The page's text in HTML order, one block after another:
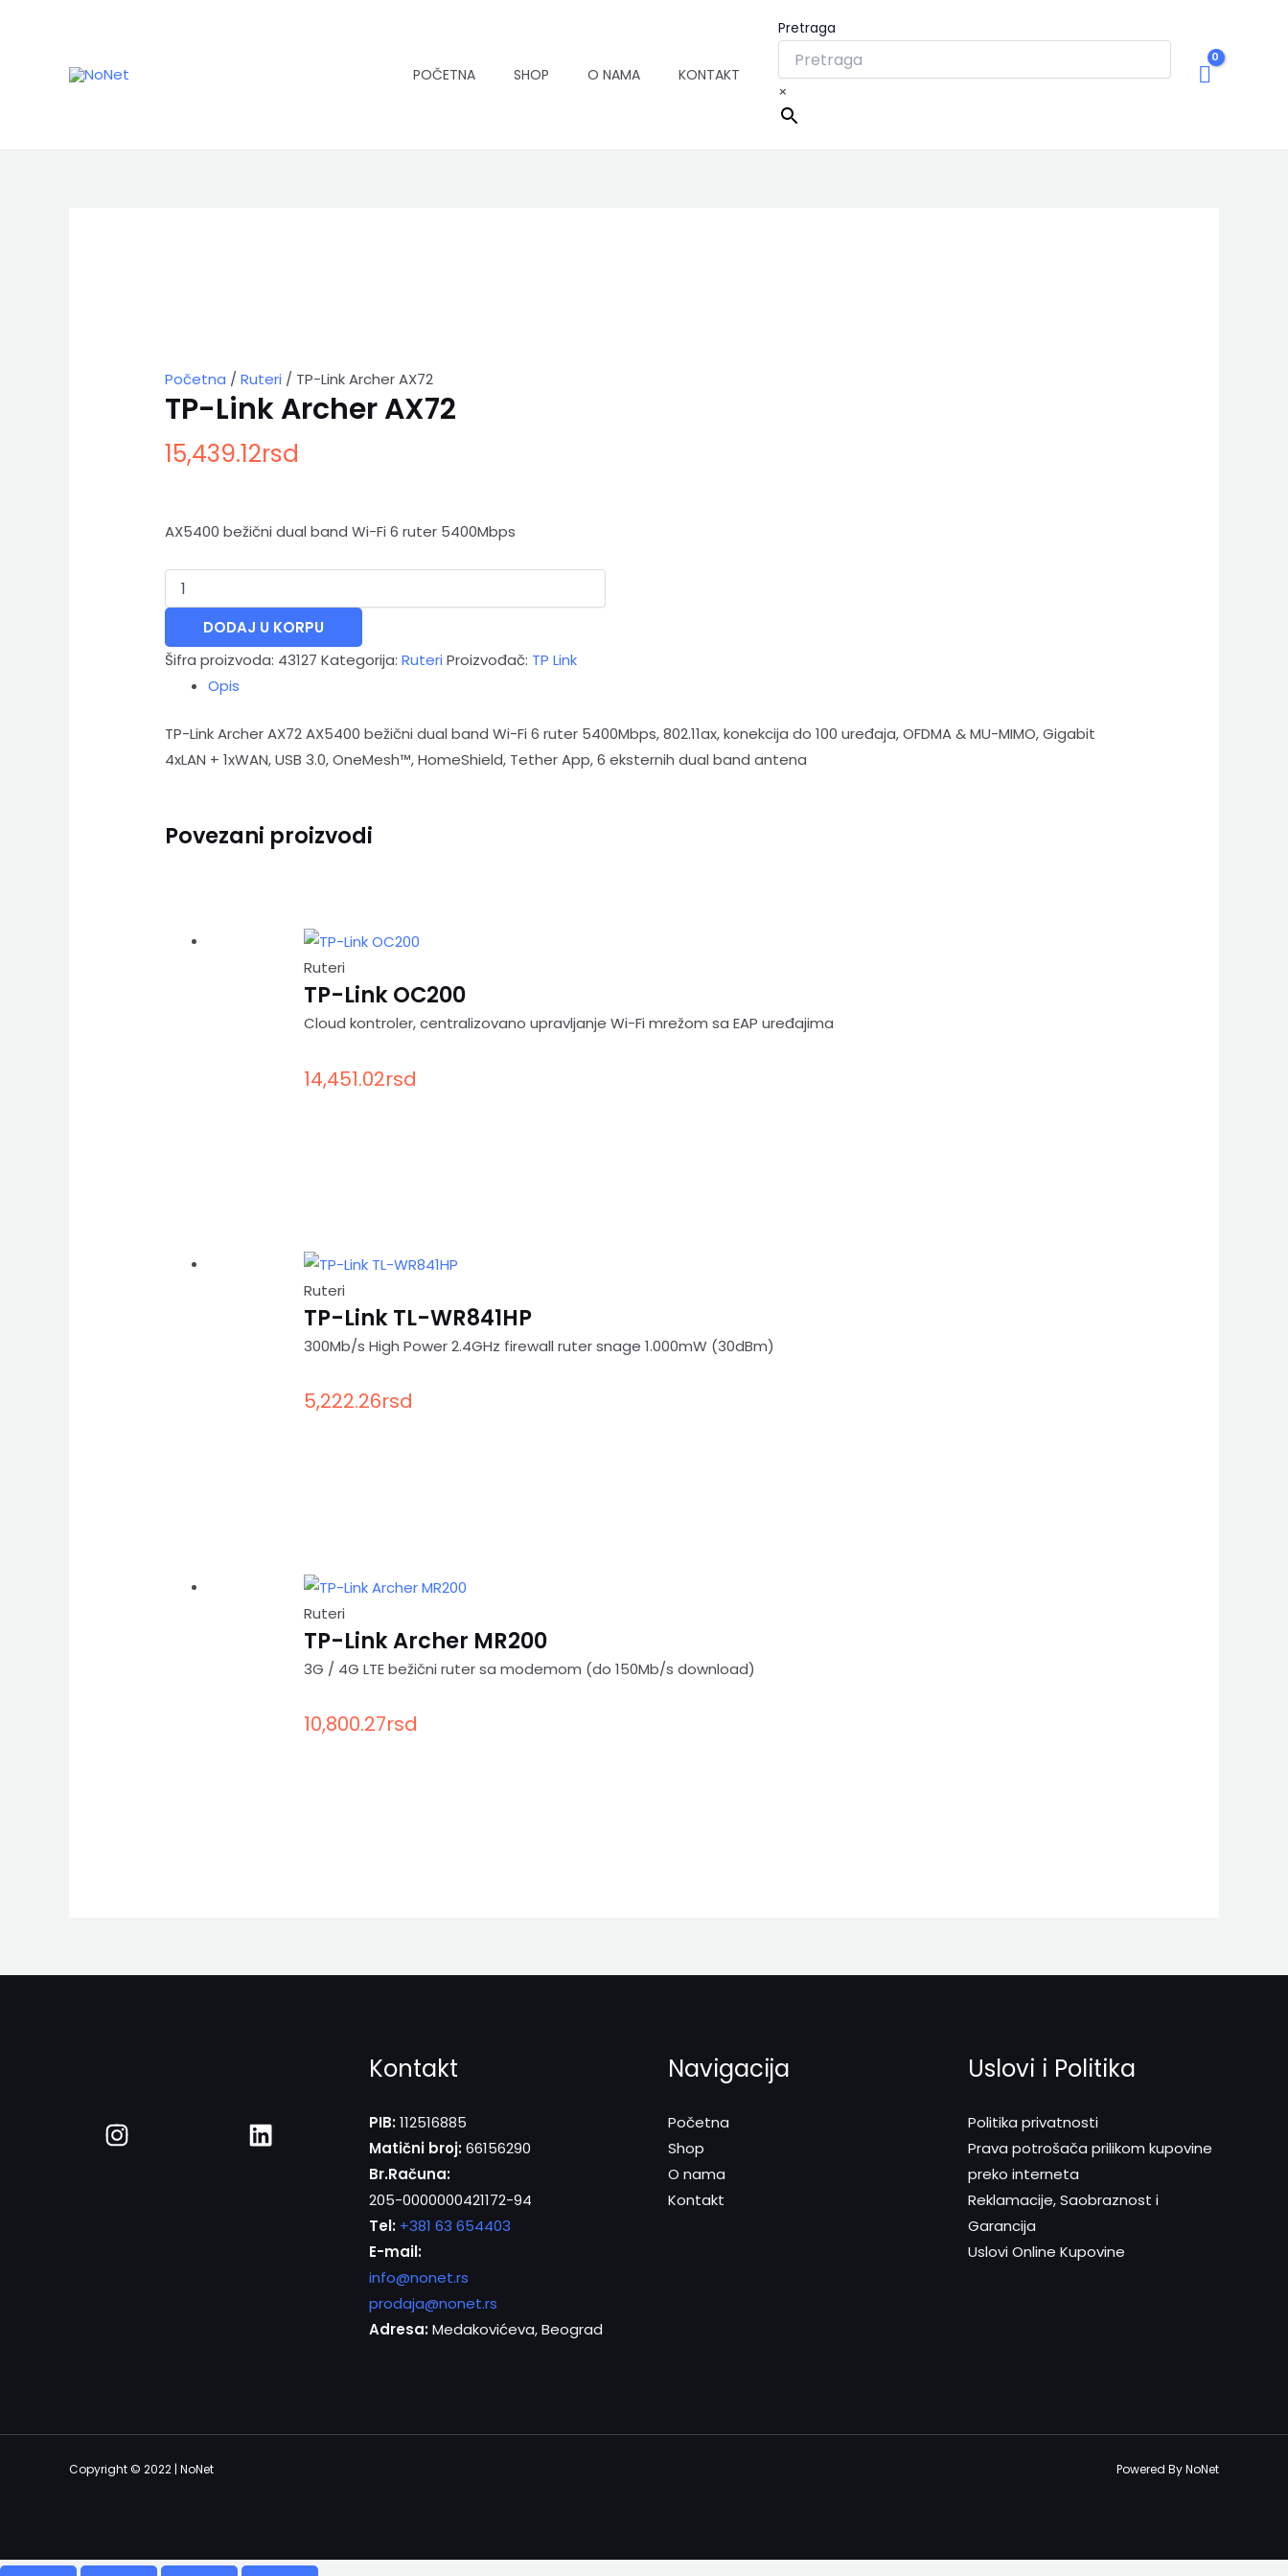
POČETNA SHOP O NAMA KONTAKT
Pretraga
×
Početna /Ruteri / TP-Link Archer AX72
TP-Link Archer AX72
15,439.12rsd
AX5400 bežični dual band Wi-Fi 6 ruter 5400Mbps
DODAJ U KORPU
Šifra proizvoda: 43127 Kategorija:Ruteri Proizvođač: TP Link
Opis
TP-Link Archer AX72 AX5400 bežični dual band Wi-Fi 6 ruter 5400Mbps, 802.11ax, konekcija do 100 uređaja, OFDMA & MU-MIMO, Gigabit
4xLAN + 1xWAN, USB 3.0, OneMesh™, HomeShield, Tether App, 6 eksternih dual band antena
Povezani proizvodi
Ruteri
TP-Link OC200
Cloud kontroler, centralizovano upravljanje Wi-Fi mrežom sa EAP uređajima
14,451.02rsd
Ruteri
TP-Link TL-WR841HP
300Mb/s High Power 2.4GHz firewall ruter snage 1.000mW (30dBm)
5,222.26rsd
Ruteri
TP-Link Archer MR200
3G / 4G LTE bežični ruter sa modemom (do 150Mb/s download)
10,800.27rsd
Kontakt
PIB:112516885
Matični broj:66156290
Br.Računa:
205-0000000421172-94
Tel: +381 63 654403
E-mail:
info@nonet.rs
prodaja@nonet.rs
Adresa:Medakovićeva, Beograd
Navigacija
Početna
Shop
O nama
Kontakt
Uslovi i Politika
Politika privatnosti
Prava potrošača prilikom kupovine
preko interneta
Reklamacije, Saobraznost i
Garancija
Uslovi Online Kupovine
Copyright © 2022 | NoNet Powered By NoNet